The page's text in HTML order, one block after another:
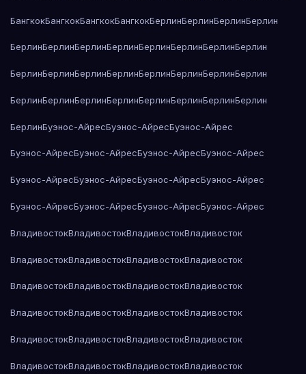
БангкокБангкокБангкокБангкокБерлинБерлинБерлинБерлин
БерлинБерлинБерлинБерлинБерлинБерлинБерлинБерлин
БерлинБерлинБерлинБерлинБерлинБерлинБерлинБерлин
БерлинБерлинБерлинБерлинБерлинБерлинБерлинБерлин
БерлинБуэнос-АйресБуэнос-АйресБуэнос-Айрес
Буэнос-АйресБуэнос-АйресБуэнос-АйресБуэнос-Айрес
Буэнос-АйресБуэнос-АйресБуэнос-АйресБуэнос-Айрес
Буэнос-АйресБуэнос-АйресБуэнос-АйресБуэнос-Айрес
ВладивостокВладивостокВладивостокВладивосток
ВладивостокВладивостокВладивостокВладивосток
ВладивостокВладивостокВладивостокВладивосток
ВладивостокВладивостокВладивостокВладивосток
ВладивостокВладивостокВладивостокВладивосток
ВладивостокВладивостокВладивостокВладивосток